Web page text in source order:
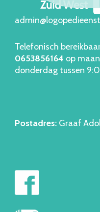
Telefonisch
0653856164 op
donderdag tussen
Postadres: Graaf